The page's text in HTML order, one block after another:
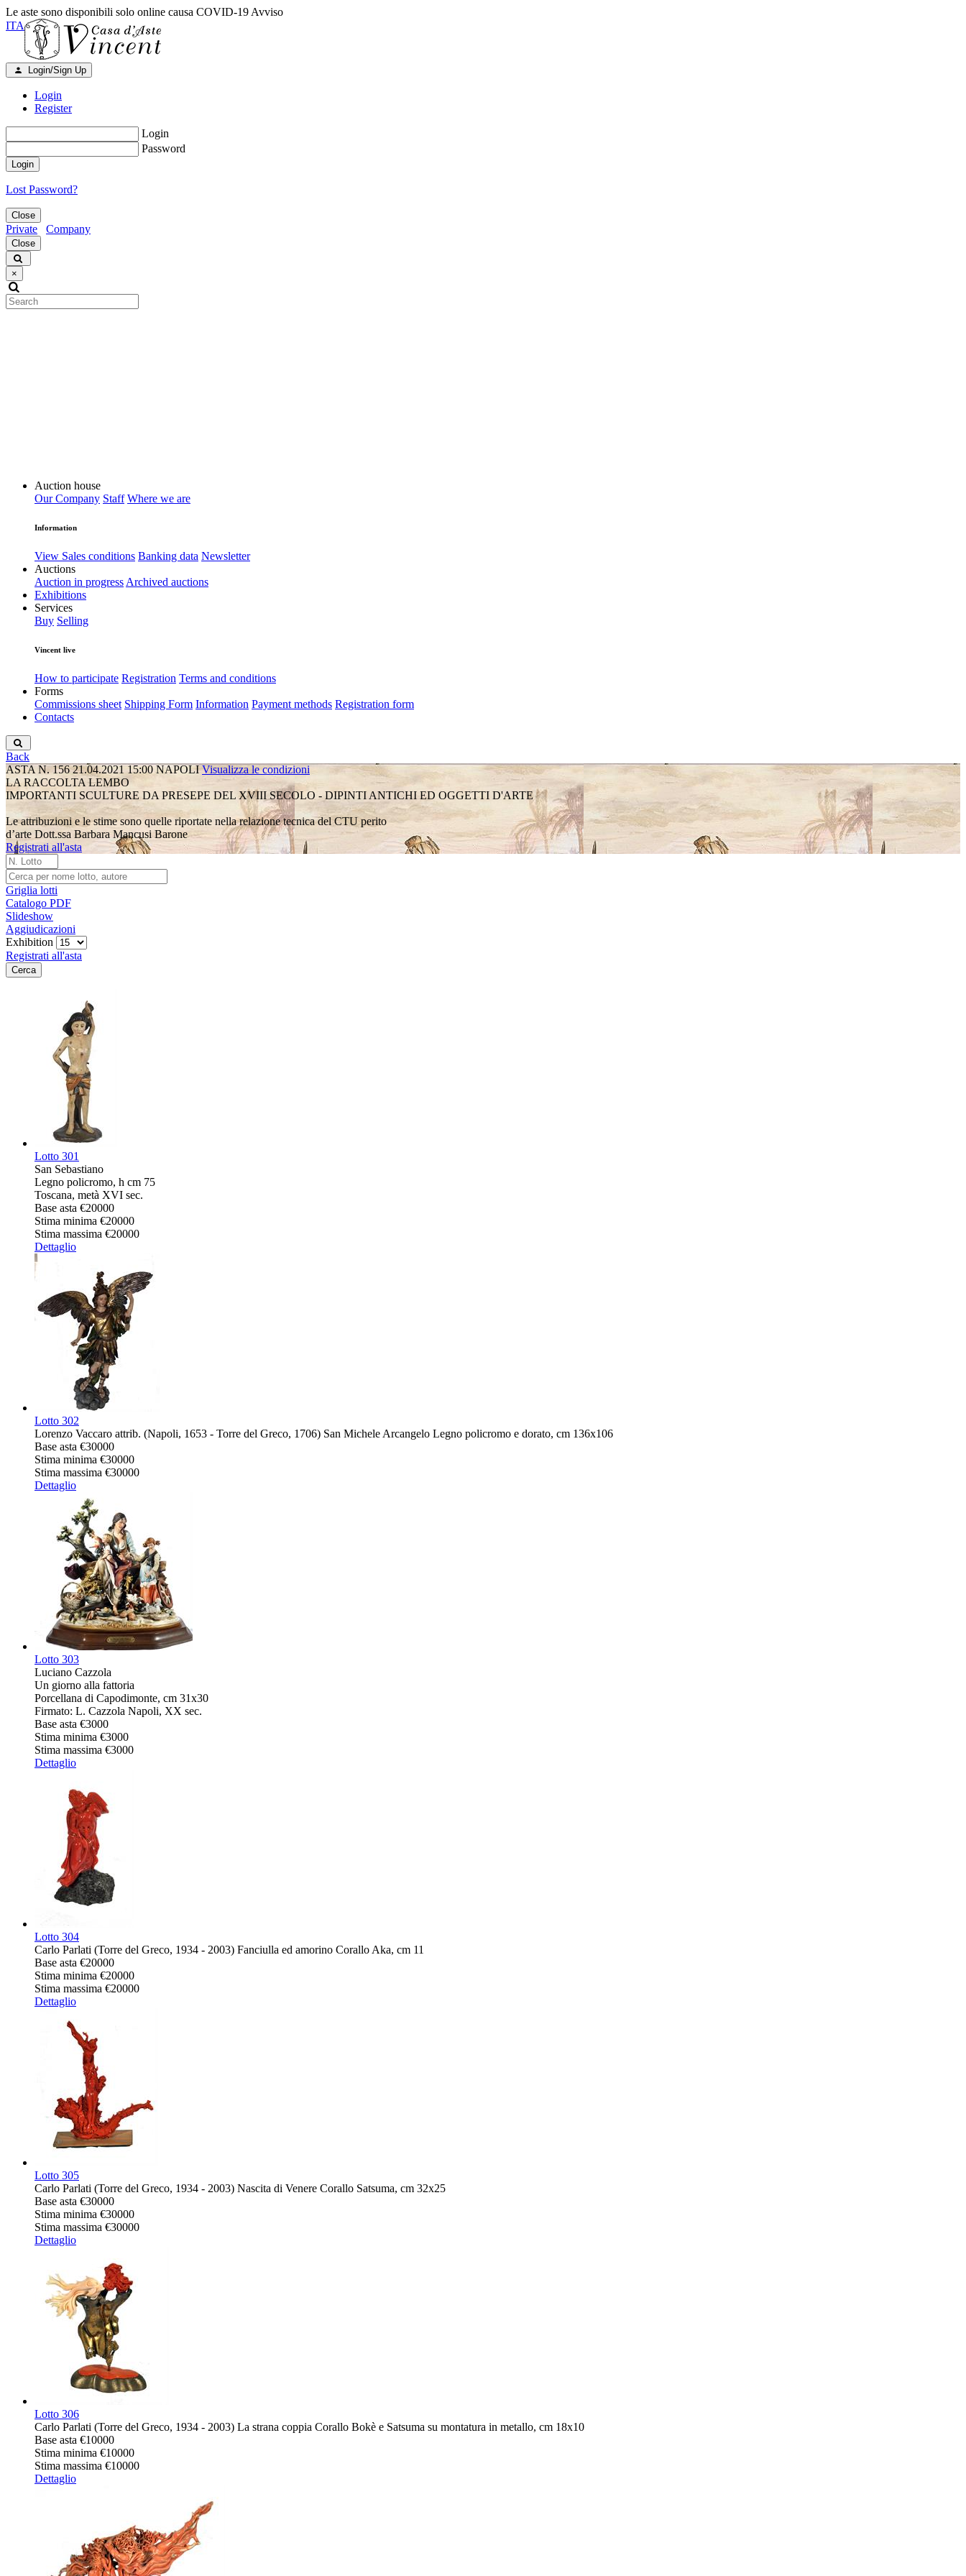
Le aste sono disponibili solo online causa COVID-19 Avviso
ITA
Login/Sign Up
Login
Register
Login
Password
Login
Lost Password?
Close
Private Company
Close
×
Auction house
Our Company Staff Where we are
Information
View Sales conditions Banking data Newsletter
Auctions
Auction in progress Archived auctions
Exhibitions
Services
Buy Selling
Vincent live
How to participate Registration Terms and conditions
Forms
Commissions sheet Shipping Form Information Payment methods Registration form
Contacts
Back
ASTA N. 156 21.04.2021 15:00 NAPOLI Visualizza le condizioni
LA RACCOLTA LEMBO
IMPORTANTI SCULTURE DA PRESEPE DEL XVIII SECOLO - DIPINTI ANTICHI ED OGGETTI D'ARTE
Le attribuzioni e le stime sono quelle riportate nella relazione tecnica del CTU perito
d’arte Dott.ssa Barbara Mancusi Barone
Registrati all'asta
Griglia lotti
Catalogo PDF
Slideshow
Aggiudicazioni
Exhibition
Registrati all'asta
Lotto 301
San Sebastiano
Legno policromo, h cm 75
Toscana, metà XVI sec.
Base asta €20000
Stima minima €20000
Stima massima €20000
Dettaglio
Lotto 302
Lorenzo Vaccaro attrib. (Napoli, 1653 - Torre del Greco, 1706) San Michele Arcangelo Legno policromo e dorato, cm 136x106
Base asta €30000
Stima minima €30000
Stima massima €30000
Dettaglio
Lotto 303
Luciano Cazzola
Un giorno alla fattoria
Porcellana di Capodimonte, cm 31x30
Firmato: L. Cazzola Napoli, XX sec.
Base asta €3000
Stima minima €3000
Stima massima €3000
Dettaglio
Lotto 304
Carlo Parlati (Torre del Greco, 1934 - 2003) Fanciulla ed amorino Corallo Aka, cm 11
Base asta €20000
Stima minima €20000
Stima massima €20000
Dettaglio
Lotto 305
Carlo Parlati (Torre del Greco, 1934 - 2003) Nascita di Venere Corallo Satsuma, cm 32x25
Base asta €30000
Stima minima €30000
Stima massima €30000
Dettaglio
Lotto 306
Carlo Parlati (Torre del Greco, 1934 - 2003) La strana coppia Corallo Bokè e Satsuma su montatura in metallo, cm 18x10
Base asta €10000
Stima minima €10000
Stima massima €10000
Dettaglio